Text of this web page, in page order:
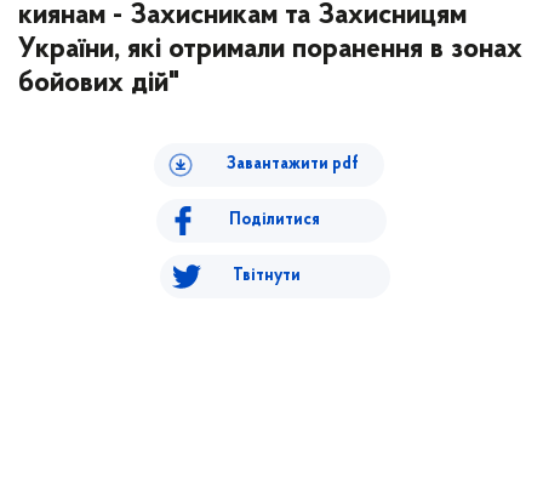
киянам - Захисникам та Захисницям
України, які отримали поранення в зонах
бойових дій"
Завантажити pdf
Поділитися
Твітнути